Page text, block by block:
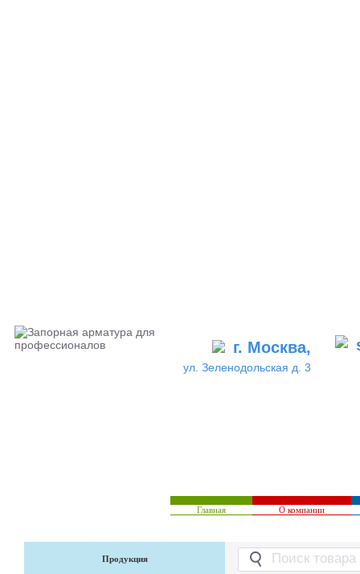
г. Москва,
ул. Зеленодольская д. 3
Главная О компании
Продукция